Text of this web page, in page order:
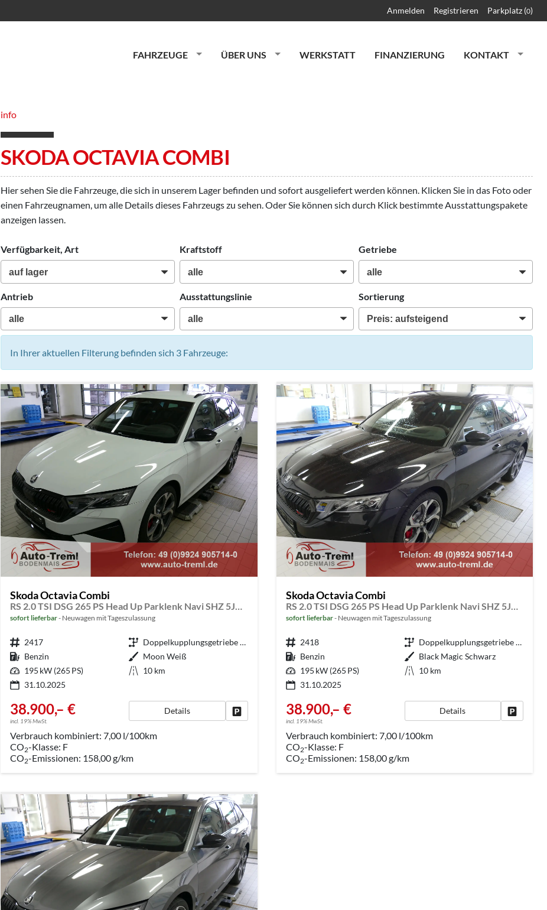
Anmelden Registrieren Parkplatz (0)
FAHRZEUGE ÜBER UNS WERKSTATT FINANZIERUNG KONTAKT
info
SKODA OCTAVIA COMBI
Hier sehen Sie die Fahrzeuge, die sich in unserem Lager befinden und sofort ausgeliefert werden können. Klicken Sie in das Foto oder
einen Fahrzeugnamen, um alle Details dieses Fahrzeugs zu sehen. Oder Sie können sich durch Klick bestimmte Ausstattungspakete
anzeigen lassen.
Verfügbarkeit, Art Kraftstoff Getriebe
Antrieb Ausstattungslinie Sortierung
In Ihrer aktuellen Filterung befinden sich 3 Fahrzeuge:
Skoda Octavia Combi
RS 2.0 TSI DSG 265 PS Head Up Parklenk Navi SHZ 5JG DCC 19" AHK-Vorbereitung Dopp. Ladeboden Side Assist
sofort lieferbar Neuwagen mit Tageszulassung
Fahrzeugnr. 2417 Getriebe
Doppelkupplungsgetriebe (DSG)
Kraftstoff Benzin Außenfarbe Moon Weiß
Leistung 195 kW (265 PS) Kilometerstand 10 km
31.10.2025
38.900,– €
incl. 19% MwSt.
Details Fahrzeug parken
Verbrauch kombiniert:7,00 l/100km
CO2-Klasse: F
CO2-Emissionen: 158,00 g/km
Skoda Octavia Combi
RS 2.0 TSI DSG 265 PS Head Up Parklenk Navi SHZ 5JG DCC 19" AHK-Vorbereitung Dopp. Ladeboden Side Assist
sofort lieferbar Neuwagen mit Tageszulassung
Fahrzeugnr. 2418 Getriebe
Doppelkupplungsgetriebe (DSG)
Kraftstoff Benzin Außenfarbe Black Magic Schwarz
Leistung 195 kW (265 PS) Kilometerstand 10 km
31.10.2025
38.900,– €
incl. 19% MwSt.
Details
Verbrauch kombiniert: 7,00 l/100km
CO2-Klasse: F
CO2-Emissionen: 158,00 g/km